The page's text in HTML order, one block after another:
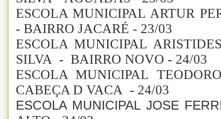
ESCOLA MUNICIPAL ARTUR
- BAIRRO JACARÉ - 23/03
ESCOLA MUNICIPAL
SILVA - BAIRRO NOVO - 24/03
ESCOLA MUNICIPAL
CABEÇA D VACA - 24/03
ESCOLA MUNICIPAL JOSE